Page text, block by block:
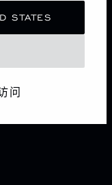
STATES
问